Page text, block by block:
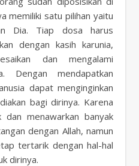
memiliki satu pilihan yaitu
Dia. Tiap dosa harus
dengan kasih karunia,
dan mengalami
Dengan mendapatkan
dapat menginginkan
bagi dirinya. Karena
menawarkan banyak
dengan Allah, namun
tertarik dengan hal-hal
dirinya.